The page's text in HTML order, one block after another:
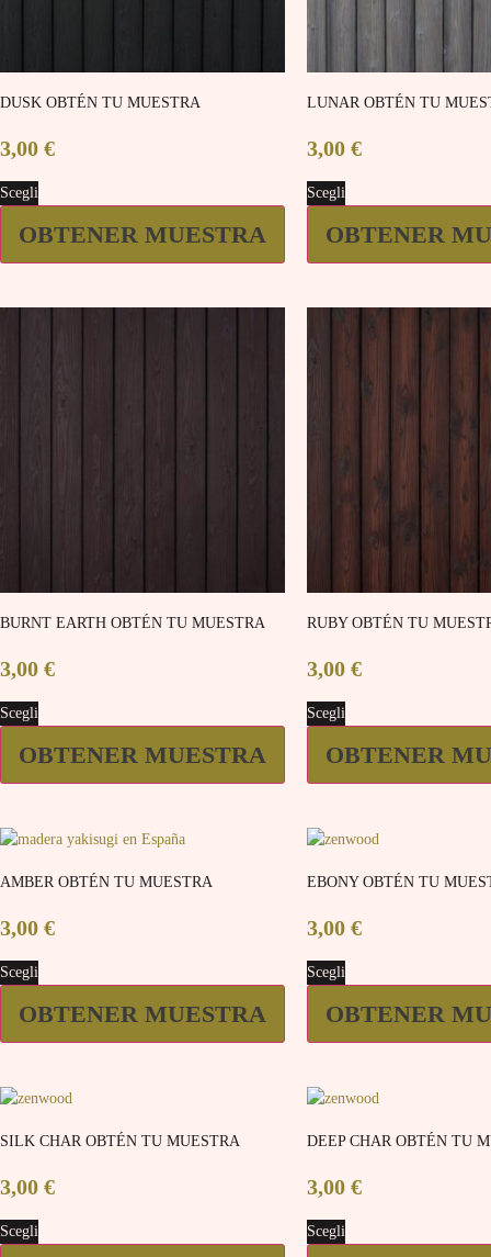
DUSK OBTÉN TU MUESTRA
3,00 €
Scegli
OBTENER MUESTRA
LUNAR OBTÉN TU
3,00 €
Scegli
OBTENER
BURNT EARTH OBTÉN TU MUESTRA
3,00 €
Scegli
OBTENER MUESTRA
RUBY OBTÉN TU
3,00 €
Scegli
OBTENER
AMBER OBTÉN TU MUESTRA
3,00 €
Scegli
OBTENER MUESTRA
EBONY OBTÉN TU
3,00 €
Scegli
OBTENER
SILK CHAR OBTÉN TU MUESTRA
3,00 €
Scegli
DEEP CHAR OBTÉN TU
3,00 €
Scegli